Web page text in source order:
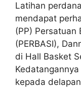
Latihan
mendapat
(PP) Persatuan
(PERBASI),
di Hall Basket
kepada